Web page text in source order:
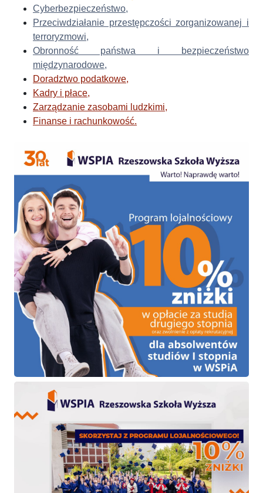
Cyberbezpieczeństwo,
Przeciwdziałanie przestępczości zorganizowanej i
terroryzmowi,
Obronność państwa i bezpieczeństwo
międzynarodowe,
Doradztwo podatkowe,
Kadry i płace,
Zarządzanie zasobami ludzkimi,
Finanse i rachunkowość.